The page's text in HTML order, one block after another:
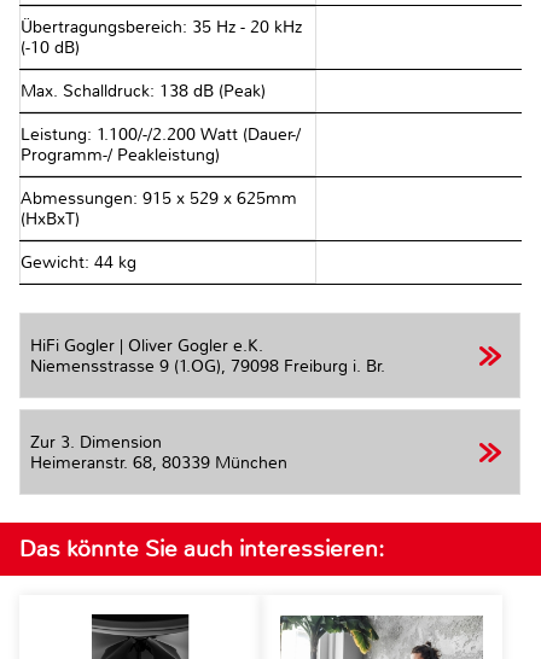
Übertragungsbereich: 35 Hz - 20 kHz
(-10 dB)
Max. Schalldruck: 138 dB (Peak)
Leistung: 1.100/-/2.200 Watt (Dauer-/
Programm-/ Peakleistung)
Abmessungen: 915 x 529 x 625mm
(HxBxT)
Gewicht: 44 kg
HiFi Gogler | Oliver Gogler e.K.
Niemensstrasse 9 (1.OG), 79098 Freiburg i. Br.
Zur 3. Dimension
Heimeranstr. 68, 80339 München
Das könnte Sie auch interessieren: